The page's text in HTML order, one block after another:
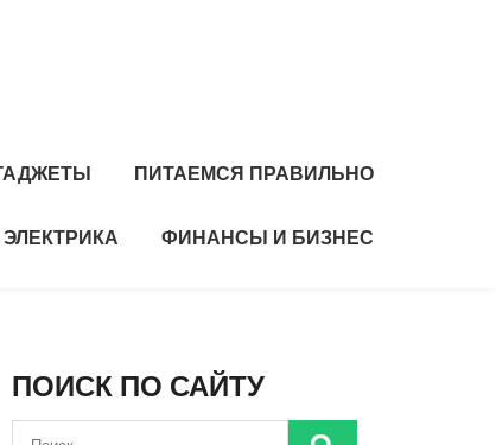
ПИТАЕМСЯ ПРАВИЛЬНО
ФИНАНСЫ И БИЗНЕС
ПОИСК ПО САЙТУ